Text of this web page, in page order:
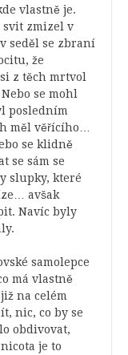
vlastně je.
svit zmizel v
seděl se zbraní
že
z těch mrtvol
se mohl
posledním
měl věřícího…
se klidně
se sám se
slupky, které
avšak
Navíc byly
samolepce
má vlastně
na celém
nic, co by se
obdivovat,
je to